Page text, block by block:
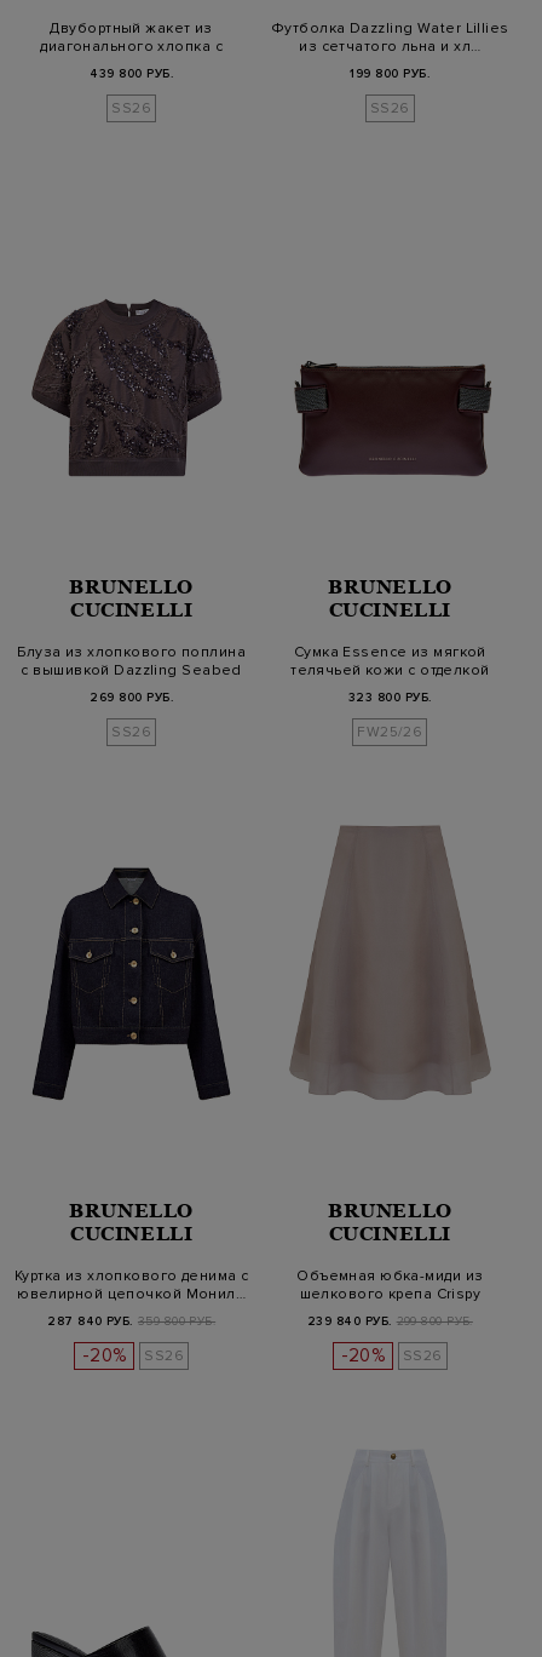
Двубортный жакет из
диагонального хлопка с
439 800 РУБ.
SS26
Футболка Dazzling Water Lillies
из сетчатого льна и хл…
199 800 РУБ.
SS26
BRUNELLO
CUCINELLI
Блуза из хлопкового поплина
с вышивкой Dazzling Seabed
269 800 РУБ.
SS26
BRUNELLO
CUCINELLI
Сумка Essence из мягкой
телячьей кожи с отделкой
323 800 РУБ.
FW25/26
BRUNELLO
CUCINELLI
Куртка из хлопкового денима с
ювелирной цепочкой Монил…
287 840 РУБ. 359 800 РУБ.
-20% SS26
BRUNELLO
CUCINELLI
Объемная юбка-миди из
шелкового крепа Crispy
239 840 РУБ. 299 800 РУБ.
-20% SS26